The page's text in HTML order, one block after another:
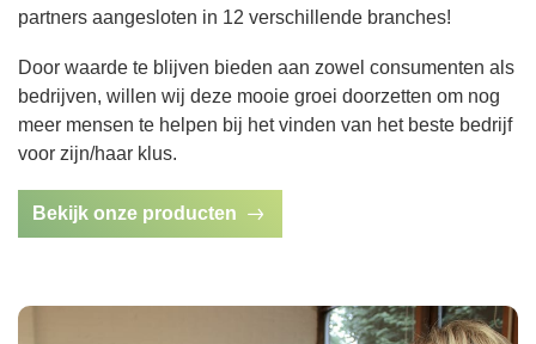
partners aangesloten in 12 verschillende branches!
Door waarde te blijven bieden aan zowel consumenten als
bedrijven, willen wij deze mooie groei doorzetten om nog
meer mensen te helpen bij het vinden van het beste bedrijf
voor zijn/haar klus.
Bekijk onze producten